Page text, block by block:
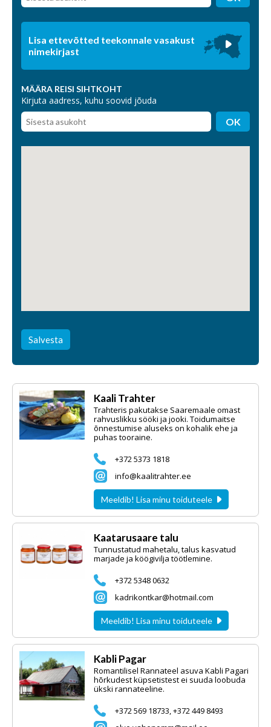
Lisa ettevõtted teekonnale vasakust
nimekirjast
MÄÄRA REISI SIHTKOHT
Kirjuta aadress, kuhu soovid jõuda
OK
Salvesta
Kaali Trahter
Trahteris pakutakse Saaremaale omast
rahvuslikku sööki ja jooki. Toidumaitse
õnnestumise aluseks on kohalik ehe ja
puhas tooraine.
+372 5373 1818
info@kaalitrahter.ee
Meeldib! Lisa minu toiduteele
Kaatarusaare talu
Tunnustatud mahetalu, talus kasvatud
marjade ja köögivilja töötlemine.
+372 5348 0632
kadrikontkar@hotmail.com
Meeldib! Lisa minu toiduteele
Kabli Pagar
Romantilisel Rannateel asuva Kabli Pagari
hõrkudest küpsetistest ei suuda loobuda
ükski rannateeline.
+372 569 18733, +372 449 8493